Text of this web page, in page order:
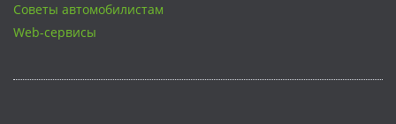
Советы автомобилистам
Web-сервисы